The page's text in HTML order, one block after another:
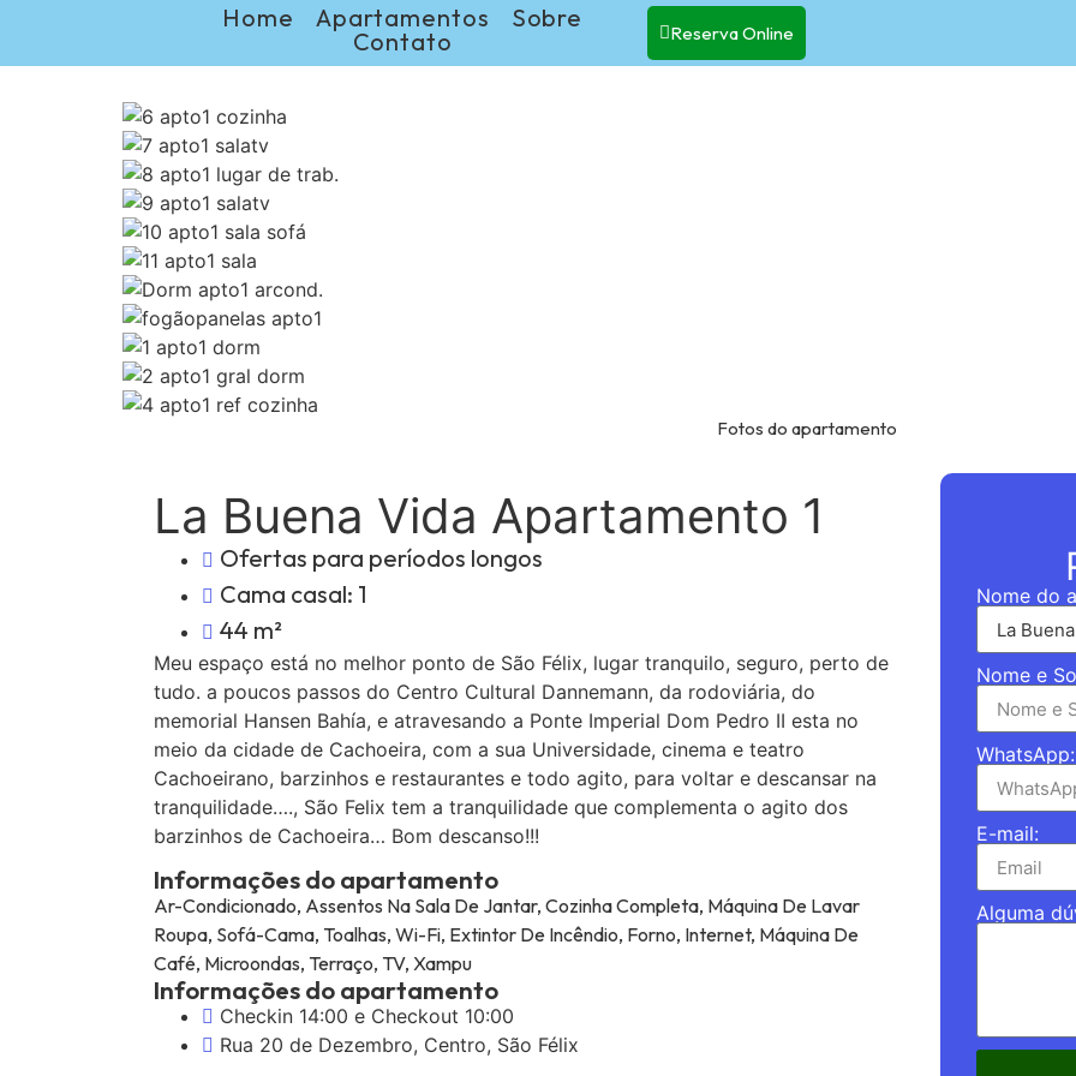
Home Apartamentos
Sobre
Contato
Reserva Online
Fotos do apartamento
La Buena Vida Apartamento 1
Ofertas para períodos longos
Cama casal: 1
44 m²
Meu espaço está no melhor ponto de São Félix, lugar tranquilo, seguro, perto de
tudo. a poucos passos do Centro Cultural Dannemann, da rodoviária, do
memorial Hansen Bahía, e atravesando a Ponte Imperial Dom Pedro II esta no
meio da cidade de Cachoeira, com a sua Universidade, cinema e teatro
Cachoeirano, barzinhos e restaurantes e todo agito, para voltar e descansar na
tranquilidade…., São Felix tem a tranquilidade que complementa o agito dos
barzinhos de Cachoeira… Bom descanso!!!
Informações do apartamento
Ar-Condicionado, Assentos Na Sala De Jantar, Cozinha Completa, Máquina De Lavar
Roupa, Sofá-Cama, Toalhas, Wi-Fi, Extintor De Incêndio, Forno, Internet, Máquina De
Café, Microondas, Terraço, TV, Xampu
Informações do apartamento
Checkin 14:00 e Checkout 10:00
Rua 20 de Dezembro, Centro, São Félix
Nome do
Nome e
WhatsApp:
E-mail:
Alguma